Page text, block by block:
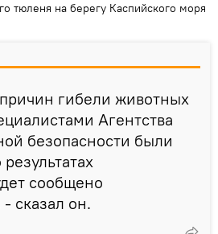
тюленя на берегу Каспийского моря
гибели животных
Агентства
безопасности были
сообщено
сказал он.